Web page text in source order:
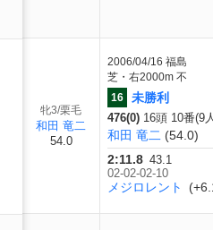
牝3/栗毛
和田 竜二
54.0
2006/04/16 福島
芝・右2000m 不
16
未勝利
476(0) 16頭 10番(9
和田 竜二 (54.0)
2:11.8 43.1
02-02-02-10
メジロレント